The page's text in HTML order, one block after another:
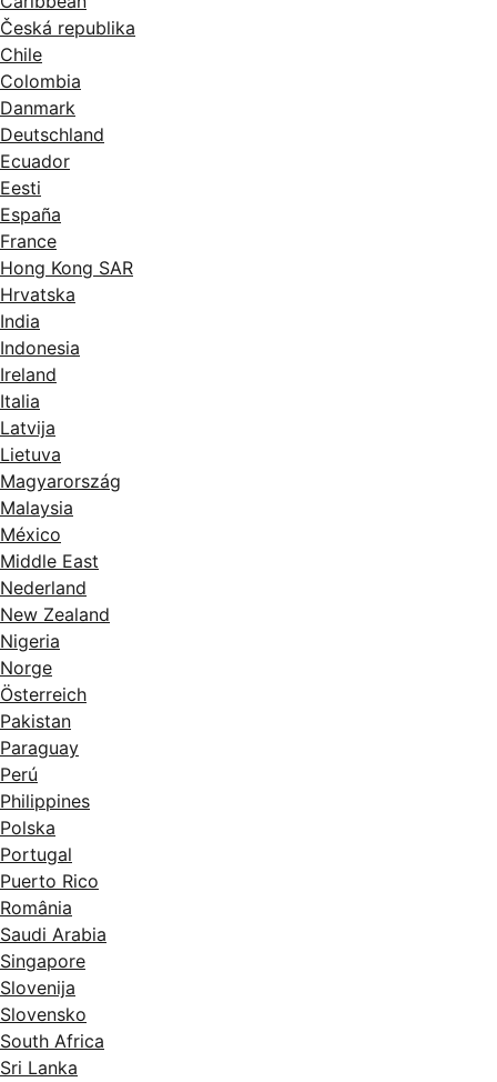
Česká republika
Chile
Colombia
Danmark
Deutschland
Ecuador
Eesti
España
France
Hong Kong SAR
Hrvatska
India
Indonesia
Ireland
Italia
Latvija
Lietuva
Magyarország
Malaysia
México
Middle East
Nederland
New Zealand
Nigeria
Norge
Österreich
Pakistan
Paraguay
Perú
Philippines
Polska
Portugal
Puerto Rico
România
Saudi Arabia
Singapore
Slovenija
Slovensko
South Africa
Sri Lanka